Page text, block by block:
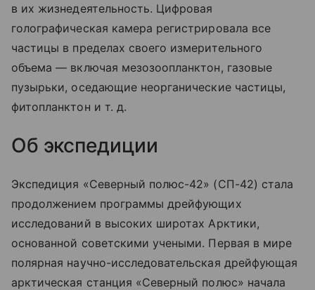
в их жизнедеятельность. Цифровая
голографическая камера регистрировала все
частицы в пределах своего измерительного
объема — включая мезозоопланктон, газовые
пузырьки, оседающие неорганические частицы,
фитопланктон и т. д.
Об экспедиции
Экспедиция «Северный полюс-42» (СП-42) стала
продолжением программы дрейфующих
исследований в высоких широтах Арктики,
основанной советскими учеными. Первая в мире
полярная научно-исследовательская дрейфующая
арктическая станция «Северный полюс» начала